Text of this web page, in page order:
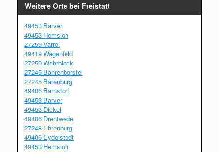
Weitere Orte bei Freistatt
49453 Barver
49453 Hemsloh
27259 Varrel
49419 Wagenfeld
27259 Wehrbleck
27245 Bahrenborstel
27245 Barenburg
49406 Barnstorf
49453 Barver
49453 Dickel
49406 Drentwede
27248 Ehrenburg
49406 Eydelstedt
49453 Hemsloh